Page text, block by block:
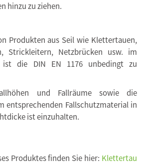
hinzu zu ziehen.
Produkten aus Seil wie Klettertauen,
Strickleitern, Netzbrücken usw. im
ist die DIN EN 1176 unbedingt zu
und Fallräume sowie die
entsprechenden Fallschutzmaterial in
ist einzuhalten.
Produktes finden Sie hier: Klettertau